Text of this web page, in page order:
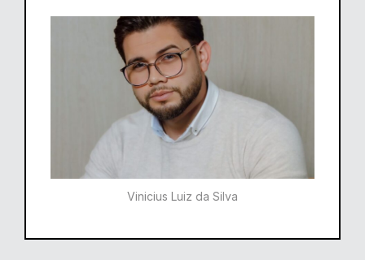
Vinicius Luiz da Silva